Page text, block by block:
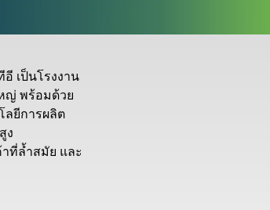
อี เป็นโรงงาน
ญ่ พร้อมด้วย
ลยีการผลิต
ง
ที่ล้ำสมัย และ